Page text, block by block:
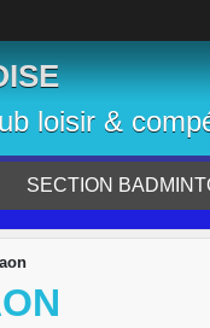
loisir &
SECTION